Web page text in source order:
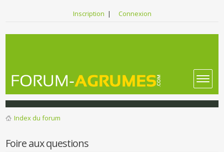
Inscription | Connexion
Index du forum
Foire aux questions